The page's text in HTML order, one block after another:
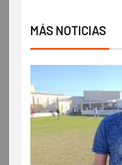
MÁS NOTICIAS